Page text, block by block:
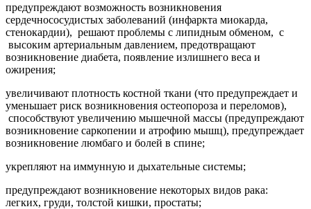
предупреждают возможность возникновения
сердечнососудистых заболеваний (инфаркта миокарда,
стенокардии), решают проблемы с липидным обменом, с
высоким артериальным давлением, предотвращают
возникновение диабета, появление излишнего веса и
ожирения;
увеличивают плотность костной ткани (что предупреждает и
уменьшает риск возникновения остеопороза и переломов),
способствуют увеличению мышечной массы (предупреждают
возникновение саркопении и атрофию мышц), предупреждает
возникновение люмбаго и болей в спине;
укрепляют на иммунную и дыхательные системы;
предупреждают возникновение некоторых видов рака:
легких, груди, толстой кишки, простаты;